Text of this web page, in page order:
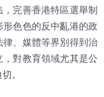
完善香港特區選舉制
色色的反中亂港的政
、媒體等界別得到治
對教育領域尤其是公
。